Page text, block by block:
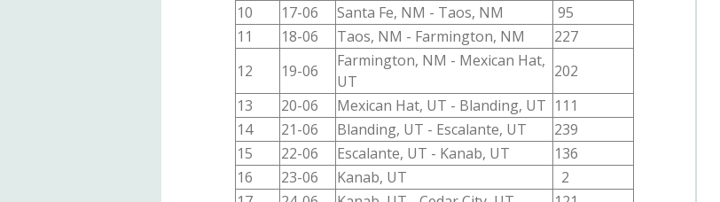
10
17-06 Santa Fe, NM - Taos, NM
95
11
18-06 Taos, NM - Farmington, NM
227
12
19-06
Farmington, NM - Mexican Hat,
UT
202
13
20-06 Mexican Hat, UT - Blanding, UT 111
14
21-06 Blanding, UT - Escalante, UT
239
15
22-06 Escalante, UT - Kanab, UT
136
16
23-06 Kanab, UT
2